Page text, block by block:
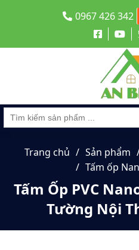
0967 426 342
Trang chủ Sản phẩm
Tấm ốp
Tấm Ốp PVC
Tường Nội